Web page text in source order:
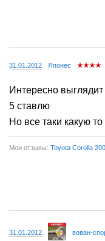
31.01.2012 Японес
Интересно выглядит
5 ставлю
Но все таки какую
Мои отзывы: Toyota Corolla
31.01.2012 вован-